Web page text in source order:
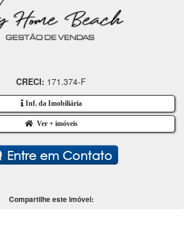
CRECI: 171.374-F
Inf. da Imobiliária
Ver + imóveis
Compartilhe este imóvel: